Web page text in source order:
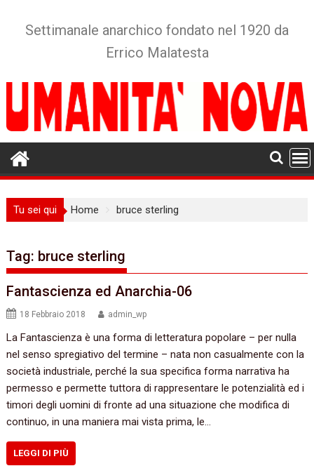
Settimanale anarchico fondato nel 1920 da
Errico Malatesta
Tu sei qui Home bruce sterling
Tag: bruce sterling
Fantascienza ed Anarchia-06
18 Febbraio 2018 admin_wp
La Fantascienza è una forma di letteratura popolare – per nulla
nel senso spregiativo del termine – nata non casualmente con la
società industriale, perché la sua specifica forma narrativa ha
permesso e permette tuttora di rappresentare le potenzialità ed i
timori degli uomini di fronte ad una situazione che modifica di
continuo, in una maniera mai vista prima, le…
LEGGI DI PIÙ